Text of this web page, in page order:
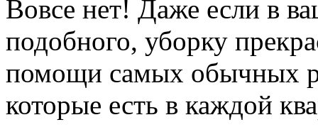
Вовсе нет! Даже если в
подобного, уборку
помощи самых обычных
которые есть в каждой